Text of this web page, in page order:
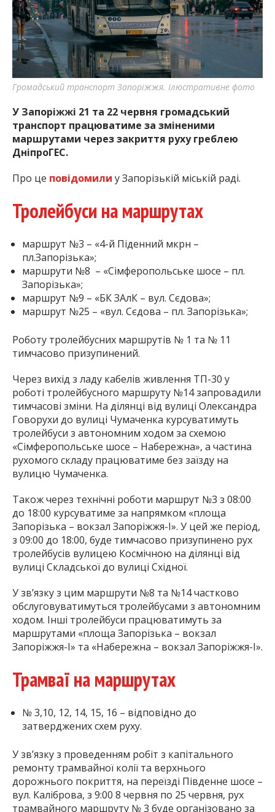
найважливішу інформацію про події
міста Запоріжжя та області.
Громадський транспорт Запоріжжя. Ілюстративне фото
У Запоріжжі 21 та 22 червня громадський
транспорт працюватиме за зміненими
маршрутами через закриття руху греблею
ДніпроГЕС.
Про це повідомили у Запорізькій міській раді.
Тролейбуси на маршрутах
маршрут №3 – «4-й Піденний мкрн –
пл.Запорізька»;
маршрути №8 – «Сімферопольське шосе – пл.
Запорізька»;
маршрут №9 – «БК ЗАлК – вул. Сєдова»;
маршрут №25 – «вул. Сєдова – пл. Запорізька»;
Роботу тролейбусних маршрутів № 1 та № 11
тимчасово призупинений.
Через вихід з ладу кабелів живлення ТП-30 у
роботі тролейбусного маршруту №14 запровадили
тимчасові зміни. На ділянці від вулиці Олександра
Говорухи до вулиці Чумаченка курсуватимуть
тролейбуси з автономним ходом за схемою
«Сімферопольське шосе – Набережна», а частина
рухомого складу працюватиме без заїзду на
вулицю Чумаченка.
Також через технічні роботи маршрут №3 з 08:00
до 18:00 курсуватиме за напрямком «площа
Запорізька – вокзал Запоріжжя-I». У цей же період,
з 09:00 до 18:00, буде тимчасово призупинено рух
тролейбусів вулицею Космічною на ділянці від
вулиці Складської до вулиці Східної.
У зв’язку з цим маршрути №8 та №14 частково
обслуговуватимуться тролейбусами з автономним
ходом. Інші тролейбуси працюватимуть за
маршрутами «площа Запорізька – вокзал
Запоріжжя-I» та «Набережна – вокзал Запоріжжя-I».
Трамваї на маршрутах
№ 3,10, 12, 14, 15, 16 – відповідно до
затверджених схем руху.
У зв’язку з проведенням робіт з капітального
ремонту трамвайної колії та верхнього
дорожнього покриття, на переїзді Південне шосе –
вул. Каліброва, з 9:00 8 червня по 25 червня, рух
трамвайного маршруту № 3 буде організовано за